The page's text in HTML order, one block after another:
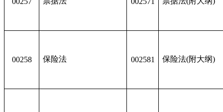
00258 保险法 002581 保险法(附大纲)